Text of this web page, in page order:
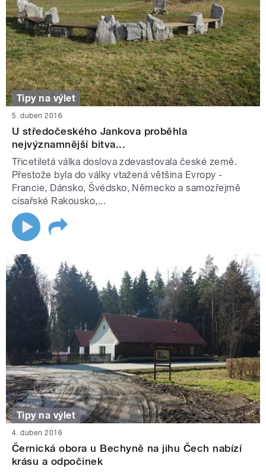
Tipy na výlet
5. duben 2016
U středočeského Jankova proběhla
nejvýznamnější bitva...
Třicetiletá válka doslova zdevastovala české země.
Přestože byla do války vtažená většina Evropy -
Francie, Dánsko, Švédsko, Německo a samozřejmě
císařské Rakousko,...
Tipy na výlet
4. duben 2016
Černická obora u Bechyně na jihu Čech nabízí
krásu a odpočinek